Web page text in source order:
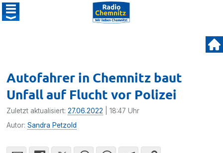
Autofahrer in Chemnitz baut
Unfall auf Flucht vor Polizei
Zuletzt aktualisiert:27.06.2022 | 18:47 Uhr
Autor:Sandra Petzold